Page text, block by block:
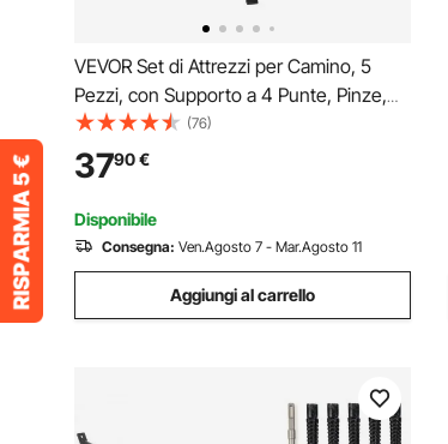
VEVOR Set di Attrezzi per Camino, 5
Pezzi, con Supporto a 4 Punte, Pinze,
Paletta per Cenere, Spazzola, Attizzatoio
per Caminetto, Accessori per Camino in
Ferro Battuto per Falò, Nero
(76)
3790€
Disponibile
Consegna: Ven.Agosto 7 - Mar.Agosto 11
Aggiungi al carrello